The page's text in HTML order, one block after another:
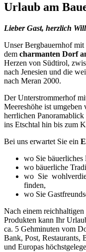
Urlaub am
Lieber Gast, herzlich
Unser Bergbauernhof
dem charmanten Dorf
Herzen von Südtirol,
nach Jenesien und die
nach Meran 2000.
Der Unterstrommerhof
Meereshöhe ist umgeben
herrlichen
ins Etschtal hin bis zum
Bei uns erwartet Sie ein
wo Sie bäuerliches
wo bäuerliche
wo Sie
finden,
wo Sie
Nach einem
Produkten kann Ihr
ca. 5 Gehminuten vom
Bank, Post, Restaurants,
und Europas